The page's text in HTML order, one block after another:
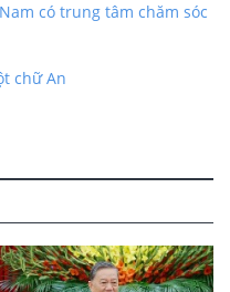
có trung tâm chăm sóc
chữ An